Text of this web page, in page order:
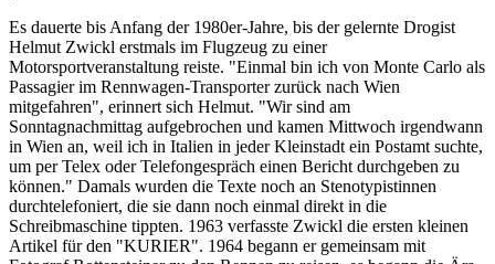
Es dauerte bis Anfang der 1980er-Jahre, bis der gelernte Drogist
Helmut Zwickl erstmals im Flugzeug zu einer
Motorsportveranstaltung reiste. "Einmal bin ich von Monte Carlo als
Passagier im Rennwagen-Transporter zurück nach Wien
mitgefahren", erinnert sich Helmut. "Wir sind am
Sonntagnachmittag aufgebrochen und kamen Mittwoch irgendwann
in Wien an, weil ich in Italien in jeder Kleinstadt ein Postamt suchte,
um per Telex oder Telefongespräch einen Bericht durchgeben zu
können." Damals wurden die Texte noch an Stenotypistinnen
durchtelefoniert, die sie dann noch einmal direkt in die
Schreibmaschine tippten. 1963 verfasste Zwickl die ersten kleinen
Artikel für den "KURIER". 1964 begann er gemeinsam mit